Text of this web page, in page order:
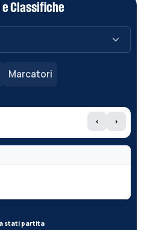
Classifiche
Marcatori
‹ ›
stati partita